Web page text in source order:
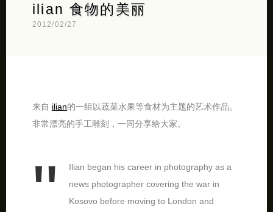
ilian 食物的美丽
2012/02/27
来自 ilian的一组以蔬菜水果等食材为主题的艺术作品。
非常漂亮的手工雕刻，一同分享给大家。
Ilian began his career in photography as a
news photographer covering the war in
Kosovo before moving to London and